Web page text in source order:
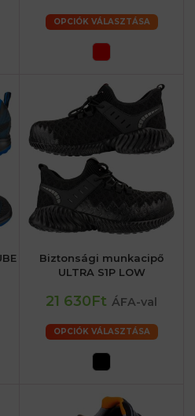
OPCIÓK VÁLASZTÁSA
Biztonsági munkacipő
ULTRA S1P LOW
21 630Ft ÁFA-val
OPCIÓK VÁLASZTÁSA